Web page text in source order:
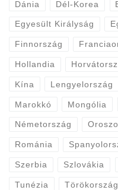
Dánia Dél-Korea
Egyesült Királyság
Finnország
Hollandia
Kína Lengyelország
Marokkó Mongólia
Németország
Románia
Szerbia Szlovákia
Tunézia Törökország